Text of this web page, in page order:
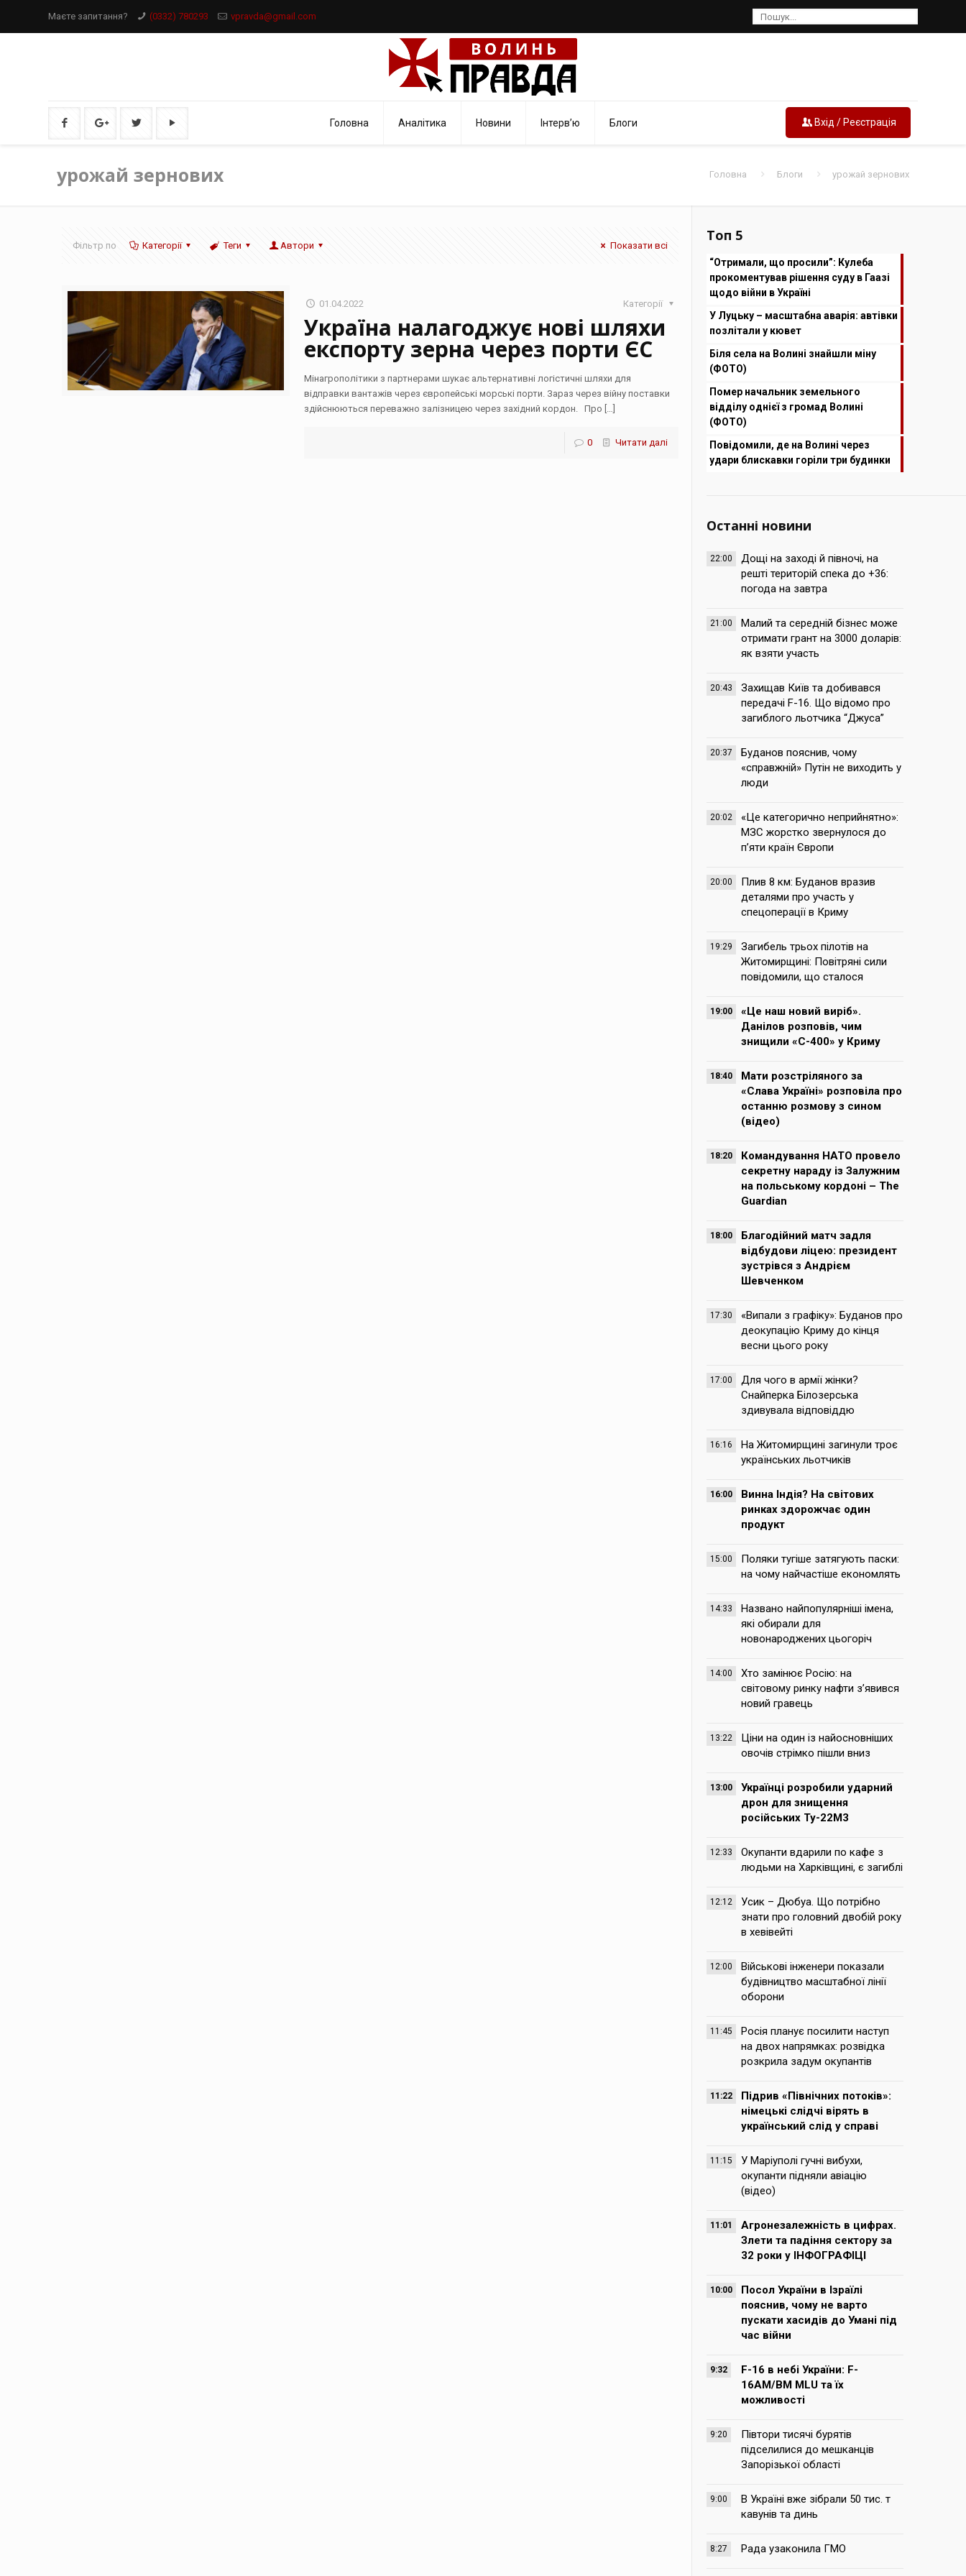
Маєте запитання? (0332) 780293 vpravda@gmail.com
Головна Аналітика Новини Інтерв’ю Блоги Вхід / Реєстрація
урожай зернових Головна Блоги урожай зернових
Фільтр по Категорії Теги Автори Показати всі
01.04.2022 Категорії
Україна налагоджує нові шляхи
експорту зерна через порти ЄС
Мінагрополітики з партнерами шукає альтернативні логістичні шляхи для
відправки вантажів через європейські морські порти. Зараз через війну поставки
здійснюються переважно залізницею через західний кордон. Про […]
0 Читати далі
Топ 5
“Отримали, що просили”: Кулеба
прокоментував рішення суду в Гаазі
щодо війни в Україні
У Луцьку – масштабна аварія: автівки
позлітали у кювет
Біля села на Волині знайшли міну
(ФОТО)
Помер начальник земельного
відділу однієї з громад Волині
(ФОТО)
Повідомили, де на Волині через
удари блискавки горіли три будинки
Останні новини
22:00
Дощі на заході й півночі, на
решті територій спека до +36:
погода на завтра
21:00
Малий та середній бізнес може
отримати грант на 3000 доларів:
як взяти участь
20:43
Захищав Київ та добивався
передачі F-16. Що відомо про
загиблого льотчика “Джуса”
20:37
Буданов пояснив, чому
«справжній» Путін не виходить у
люди
20:02
«Це категорично неприйнятно»:
МЗС жорстко звернулося до
п’яти країн Європи
20:00
Плив 8 км: Буданов вразив
деталями про участь у
спецоперації в Криму
19:29
Загибель трьох пілотів на
Житомирщині: Повітряні сили
повідомили, що сталося
19:00
«Це наш новий виріб».
Данілов розповів, чим
знищили «С-400» у Криму
18:40
Мати розстріляного за
«Слава Україні» розповіла про
останню розмову з сином
(відео)
18:20
Командування НАТО провело
секретну нараду із Залужним
на польському кордоні – The
Guardian
18:00
Благодійний матч задля
відбудови ліцею: президент
зустрівся з Андрієм
Шевченком
17:30
«Випали з графіку»: Буданов про
деокупацію Криму до кінця
весни цього року
17:00
Для чого в армії жінки?
Снайперка Білозерська
здивувала відповіддю
16:16
На Житомирщині загинули троє
українських льотчиків
16:00
Винна Індія? На світових
ринках здорожчає один
продукт
15:00
Поляки тугіше затягують паски:
на чому найчастіше економлять
14:33
Названо найпопулярніші імена,
які обирали для
новонароджених цьогоріч
14:00
Хто замінює Росію: на
світовому ринку нафти з’явився
новий гравець
13:22
Ціни на один із найосновніших
овочів стрімко пішли вниз
13:00
Українці розробили ударний
дрон для знищення
російських Ту-22М3
12:33
Окупанти вдарили по кафе з
людьми на Харківщині, є загиблі
12:12
Усик – Дюбуа. Що потрібно
знати про головний двобій року
в хевівейті
12:00
Військові інженери показали
будівництво масштабної лінії
оборони
11:45
Росія планує посилити наступ
на двох напрямках: розвідка
розкрила задум окупантів
11:22
Підрив «Північних потоків»:
німецькі слідчі вірять в
український слід у справі
11:15
У Маріуполі гучні вибухи,
окупанти підняли авіацію
(відео)
11:01
Агронезалежність в цифрах.
Злети та падіння сектору за
32 роки у ІНФОГРАФІЦІ
10:00
Посол України в Ізраїлі
пояснив, чому не варто
пускати хасидів до Умані під
час війни
9:32
F-16 в небі України: F-
16AM/BM MLU та їх
можливості
9:20
Півтори тисячі бурятів
підселилися до мешканців
Запорізької області
9:00
В Україні вже зібрали 50 тис. т
кавунів та динь
8:27 Рада узаконила ГМО